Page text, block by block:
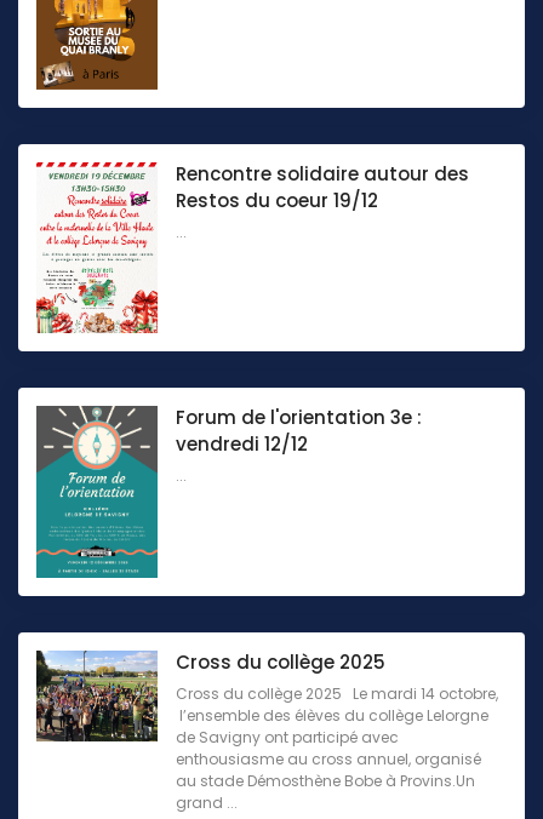
Rencontre solidaire autour des
Restos du coeur 19/12
...
Forum de l'orientation 3e :
vendredi 12/12
...
Cross du collège 2025
Cross du collège 2025 Le mardi 14 octobre,
l’ensemble des élèves du collège Lelorgne
de Savigny ont participé avec
enthousiasme au cross annuel, organisé
au stade Démosthène Bobe à Provins.Un
grand ...